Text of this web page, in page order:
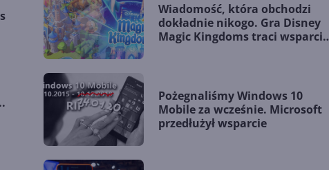
Wiadomość, która obchodzi
dokładnie nikogo. Gra Disney
Magic Kingdoms traci wsparcie
Pożegnaliśmy Windows 10
Mobile za wcześnie. Microsoft
przedłużył wsparcie